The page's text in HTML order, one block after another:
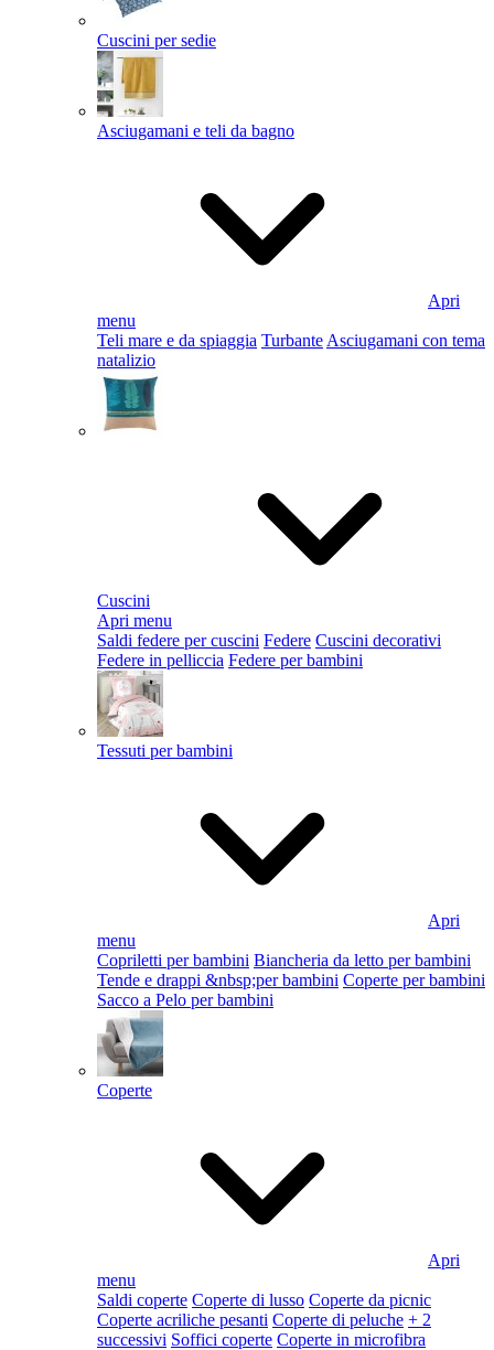
Cuscini per sedie
Asciugamani e teli da bagno
Apri
menu
Teli mare e da spiaggia Turbante Asciugamani con tema
natalizio
Cuscini
Apri menu
Saldi federe per cuscini Federe Cuscini decorativi
Federe in pelliccia Federe per bambini
Tessuti per bambini
Apri
menu
Copriletti per bambini Biancheria da letto per bambini
Tende e drappi &nbsp;per bambini Coperte per bambini
Sacco a Pelo per bambini
Coperte
Apri
menu
Saldi coperte Coperte di lusso Coperte da picnic
Coperte acriliche pesanti Coperte di peluche + 2
successivi Soffici coperte Coperte in microfibra